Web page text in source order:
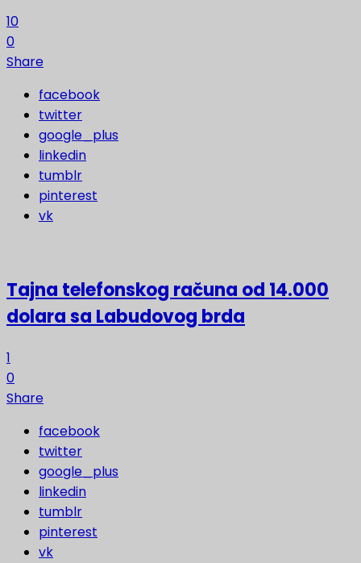
10
0
Share
facebook
twitter
google_plus
linkedin
tumblr
pinterest
vk
Tajna telefonskog računa od 14.000
dolara sa Labudovog brda
1
0
Share
facebook
twitter
google_plus
linkedin
tumblr
pinterest
vk